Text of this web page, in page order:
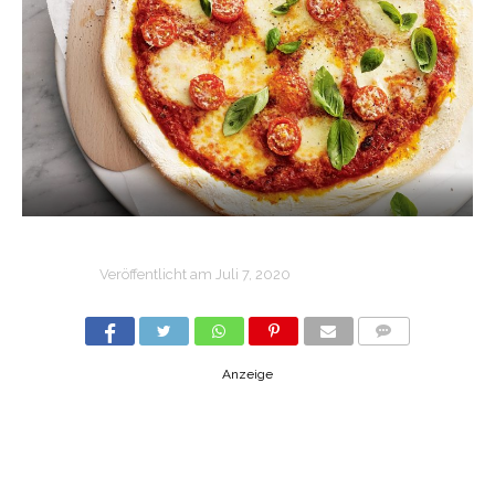
Veröffentlicht am Juli 7, 2020
Anzeige